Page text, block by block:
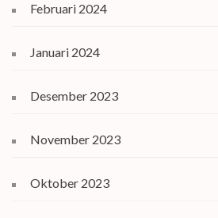
Februari 2024
Januari 2024
Desember 2023
November 2023
Oktober 2023